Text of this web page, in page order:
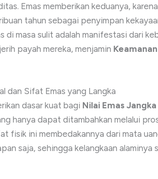
Emas memberikan keduanya,
tahun sebagai penyimpan
di masa sulit adalah manifestasi dari
payah mereka, menjamin
dan Sifat Emas yang Langka
dasar kuat bagi Nilai Emas
hanya dapat ditambahkan melalui
fisik ini membedakannya dari mata
saja, sehingga kelangkaan alaminya